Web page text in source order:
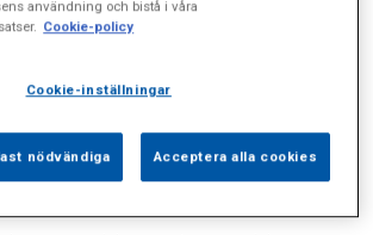
användning och bistå i våra
Cookie-policy
Cookie-inställningar
nödvändiga Acceptera alla cookies